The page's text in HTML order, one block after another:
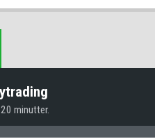
minutter.